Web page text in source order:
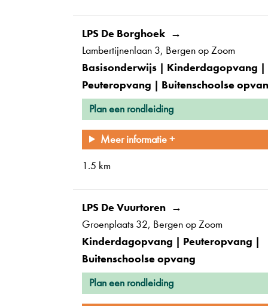
LPS De Borghoek
Lambertijnenlaan 3 Bergen op Zoom
Basisonderwijs | Kinderdagopvang |
Peuteropvang | Buitenschoolse
Plan een rondleiding
Meer informatie +
1.5 km
LPS De Vuurtoren
Groenplaats 32 Bergen op Zoom
Kinderdagopvang | Peuteropvang |
Buitenschoolse opvang
Plan een rondleiding